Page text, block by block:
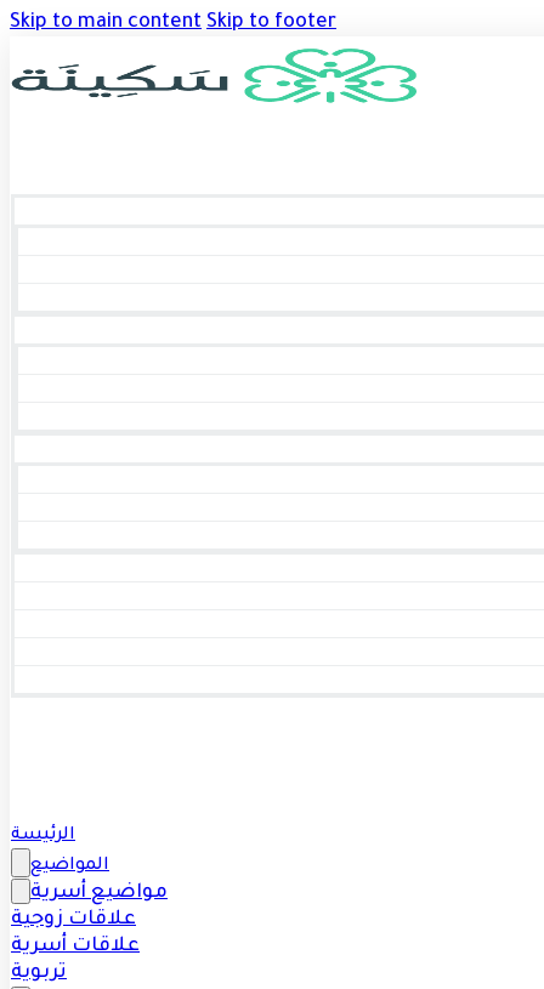
Skip to main content Skip to footer
الرئيسة
المواضيع
مواضيع أسرية
علاقات زوجية
علاقات أسرية
تربوية